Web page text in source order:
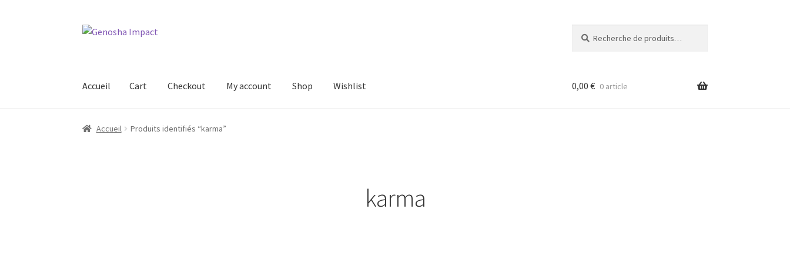
Aller
Aller
pour :
Accueil Cart Checkout My account Shop Wishlist
Accueil Cart Checkout My account Shop
0,00 € 0 article
Accueil Produits identifiés “karma”
karma